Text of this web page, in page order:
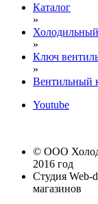
Каталог
»
»
Ключ
»
Вентильный
Youtube
© ООО
2016 год
Студия Web-
магазинов